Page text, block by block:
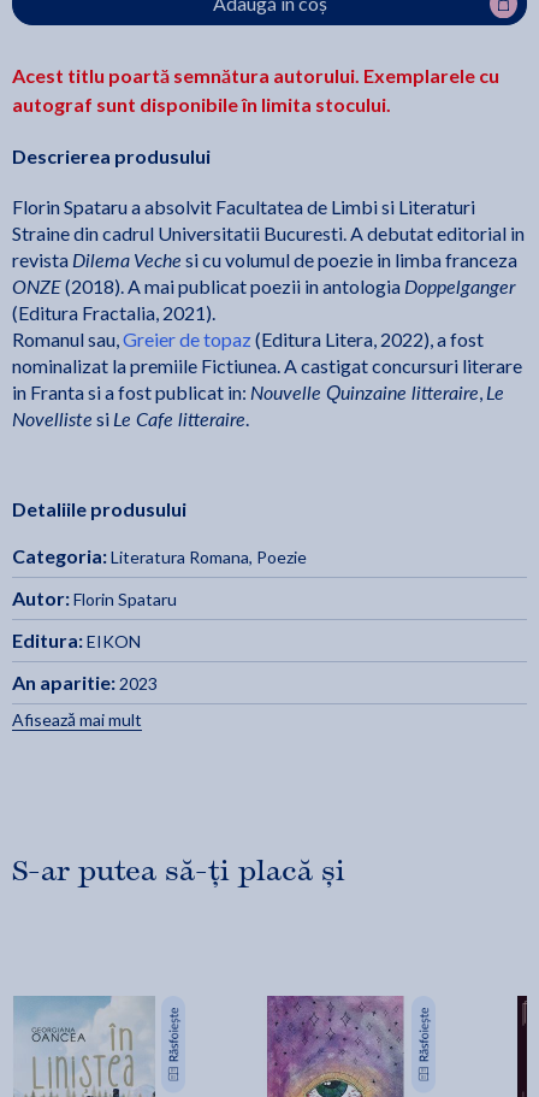
Acest titlu poartă semnătura autorului. Exemplarele cu
autograf sunt disponibile în limita stocului.
Descrierea produsului
Florin Spataru a absolvit Facultatea de Limbi si Literaturi
Straine din cadrul Universitatii Bucuresti. A debutat editorial in
revista Dilema Veche si cu volumul de poezie in limba franceza
ONZE(2018). A mai publicat poezii in antologia Doppelganger
(Editura Fractalia, 2021).
Romanul sau,Greier de topaz(Editura Litera, 2022), a fost
nominalizat la premiile Fictiunea. A castigat concursuri literare
in Franta si a fost publicat in: Nouvelle Quinzaine litteraire, Le
Novelliste si Le Cafe litteraire.
Detaliile produsului
Categoria:Literatura Romana, Poezie
Autor:Florin Spataru
Editura:EIKON
An aparitie: 2023
Afisează mai mult
S-ar putea să-ți placă și